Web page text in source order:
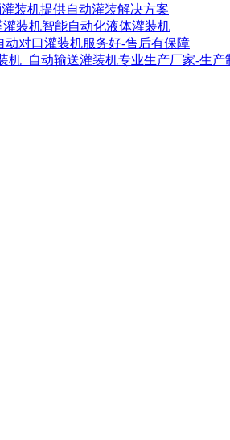
装机提供自动灌装解决方案
装机智能自动化液体灌装机
动对口灌装机服务好-售后有保障
机_自动输送灌装机专业生产厂家-生产